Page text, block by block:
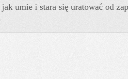
umie i stara się uratować od